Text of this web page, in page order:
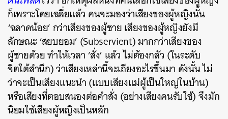
ก็เพราะโดยเฉลี่ยแล้ว คนจะมองว่าเสียงของผู้หญิงนั้น
‘ฉลาดน้อย’ กว่าเสียงของผู้ชาย เสียงของผู้หญิงยังมี
ลักษณะ ‘สยบยอม’ (Subservient) มากกว่าเสียงของ
ผู้ชายด้วย ทำให้เวลา ‘สั่ง’ แล้ว ไม่ต้องกลัว (ในระดับ
จิตใต้สำนึก) ว่าเสียงเหล่านี้จะเถียงอะไรขึ้นมา ดังนั้น ไม่
ว่าจะเป็นเสียงแนะนำ (แบบเสียงแม่ผู้เป็นใหญ่ในบ้าน)
หรือเสียงที่ตอบสนองต่อคำสั่ง (อย่างเสียงคนรับใช้) จึงมัก
นิยมใช้เสียงผู้หญิงเป็นหลัก